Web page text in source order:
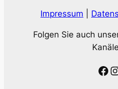
Impressum
Folgen Sie auch